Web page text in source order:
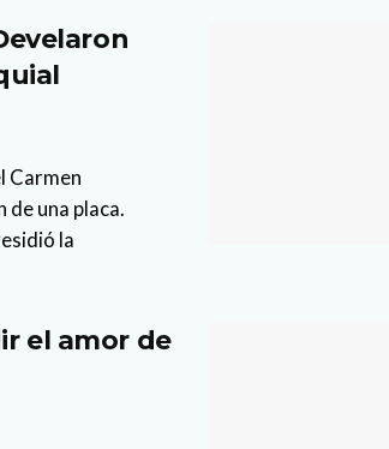
Carmen
de una placa.
la
el amor de